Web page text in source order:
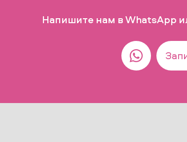
Напишите нам в WhatsApp